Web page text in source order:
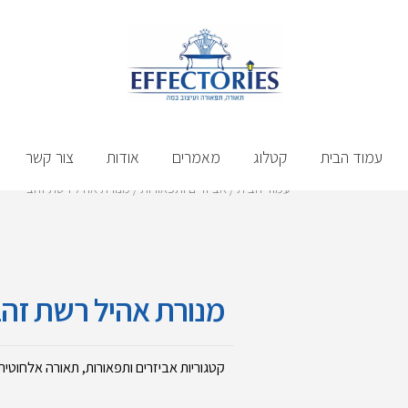
עמוד הבית קטלוג מאמרים אודות צור קשר
עמוד הבית/ אביזרים ותפאורות/ מנורת אהיל רשת זהב
מנורת אהיל רשת
קטגוריותאביזרים ותפאורות, תאורה